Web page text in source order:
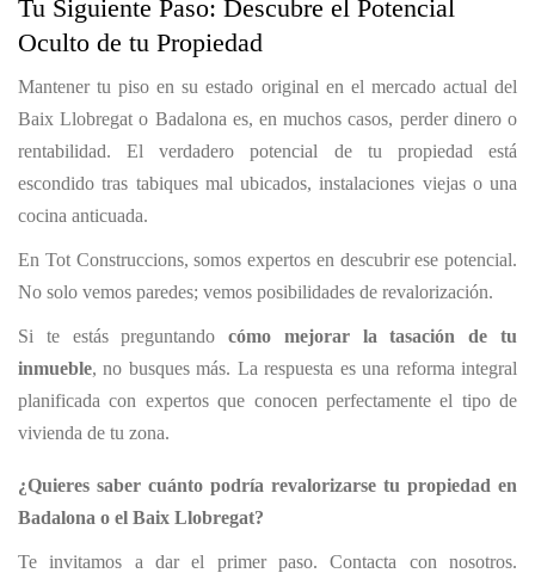
Tu Siguiente Paso: Descubre el Potencial
Oculto de tu Propiedad
Mantener tu piso en su estado original en el mercado actual del
Baix Llobregat o Badalona es, en muchos casos, perder dinero o
rentabilidad. El verdadero potencial de tu propiedad está
escondido tras tabiques mal ubicados, instalaciones viejas o una
cocina anticuada.
En Tot Construccions, somos expertos en descubrir ese potencial.
No solo vemos paredes; vemos posibilidades de revalorización.
Si te estás preguntandocómo mejorar la tasación de tu
inmueble, no busques más. La respuesta es una reforma integral
planificada con expertos que conocen perfectamente el tipo de
vivienda de tu zona.
¿Quieres saber cuánto podría revalorizarse tu propiedad en
Badalona o el Baix Llobregat?
Te invitamos a dar el primer paso. Contacta con nosotros.